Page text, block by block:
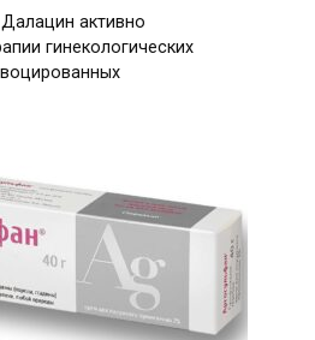
активно
гинекологических